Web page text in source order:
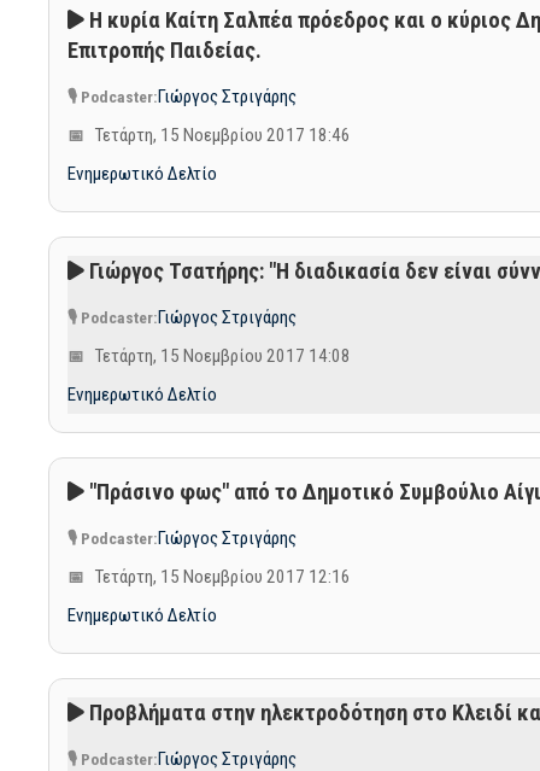
Η κυρία Καίτη Σαλπέα πρόεδρος και ο κύριος
Επιτροπής Παιδείας.
Γιώργος Στριγάρης
Τετάρτη, 15 Νοεμβρίου 2017 18:46
Ενημερωτικό Δελτίο
Γιώργος Τσατήρης: "Η διαδικασία δεν είναι
Γιώργος Στριγάρης
Τετάρτη, 15 Νοεμβρίου 2017 14:08
Ενημερωτικό Δελτίο
"Πράσινο φως" από το Δημοτικό Συμβούλιο
Γιώργος Στριγάρης
Τετάρτη, 15 Νοεμβρίου 2017 12:16
Ενημερωτικό Δελτίο
Προβλήματα στην ηλεκτροδότηση στο Κλειδί
Γιώργος Στριγάρης